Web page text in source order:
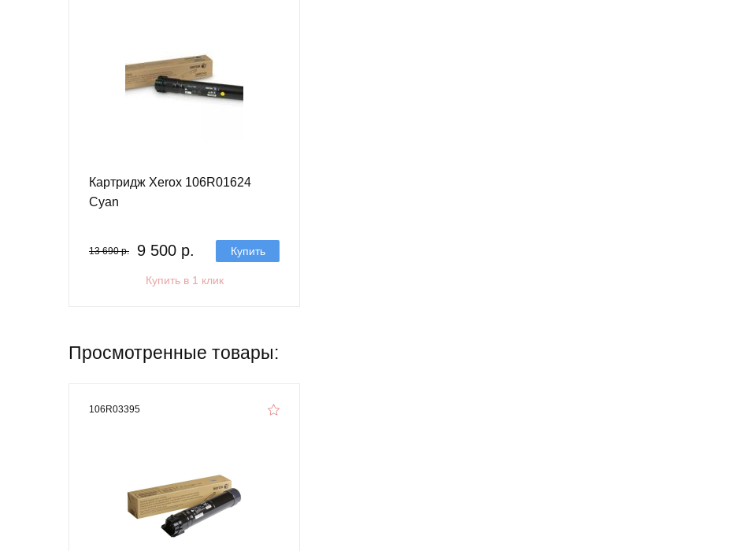
Картридж Xerox 106R01624
Cyan
13 690 р. 9 500 р. Купить
Купить в 1 клик
Просмотренные товары:
106R03395